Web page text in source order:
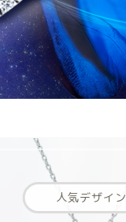
人気デザイン